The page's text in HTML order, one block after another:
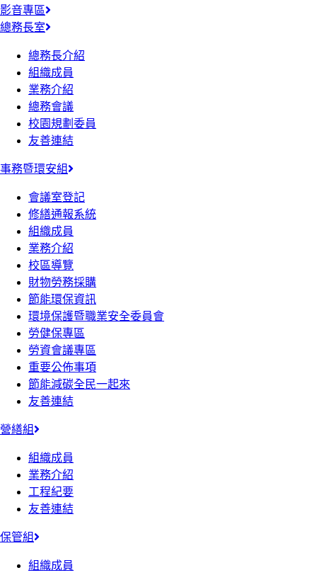
影音專區
總務長室
總務長介紹
組織成員
業務介紹
總務會議
校園規劃委員
友善連結
事務暨環安組
會議室登記
修繕通報系統
組織成員
業務介紹
校區導覽
財物勞務採購
節能環保資訊
環境保護暨職業安全委員會
勞健保專區
勞資會議專區
重要公佈事項
節能減碳全民一起來
友善連結
營繕組
組織成員
業務介紹
工程紀要
友善連結
保管組
組織成員